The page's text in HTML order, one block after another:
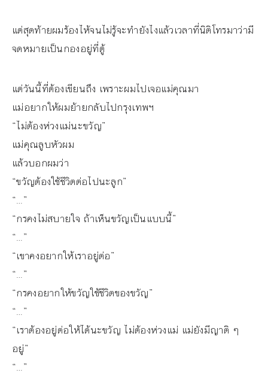
แต่สุดท้ายผมร้องไห้จนไม่รู้จะทำยังไงแล้วเวลาที่นิติโทรมาว่ามี
จดหมายเป็นกองอยู่ที่ตู้
แต่วันนี้ที่ต้องเขียนถึง เพราะผมไปเจอแม่คุณมา
แม่อยากให้ผมย้ายกลับไปกรุงเทพฯ
“ไม่ต้องห่วงแม่นะขวัญ”
แม่คุณลูบหัวผม
แล้วบอกผมว่า
“ขวัญต้องใช้ชีวิตต่อไปนะลูก”
“…”
“กรคงไม่สบายใจ ถ้าเห็นขวัญเป็นแบบนี้”
“…”
“เขาคงอยากให้เราอยู่ต่อ”
“…”
“กรคงอยากให้ขวัญใช้ชีวิตของขวัญ”
“…”
“เราต้องอยู่ต่อให้ได้นะขวัญ ไม่ต้องห่วงแม่ แม่ยังมีญาติ ๆ
อยู่”
“…”